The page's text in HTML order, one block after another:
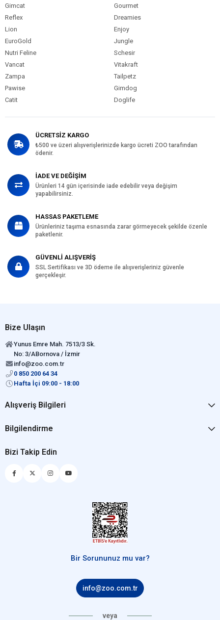
Gimcat
Gourmet
Reflex
Dreamies
Lion
Enjoy
EuroGold
Jungle
Nutri Feline
Schesir
Vancat
Vitakraft
Zampa
Tailpetz
Pawise
Gimdog
Catit
Doglife
ÜCRETSİZ KARGO
₺500 ve üzeri alışverişlerinizde kargo ücreti ZOO tarafından
ödenir.
İADE VE DEĞİŞİM
Ürünleri 14 gün içerisinde iade edebilir veya değişim
yapabilirsiniz.
HASSAS PAKETLEME
Ürünleriniz taşıma esnasında zarar görmeyecek şekilde özenle
paketlenir.
GÜVENLİ ALIŞVERİŞ
SSL Sertifikası ve 3D ödeme ile alışverişleriniz güvenle
gerçekleşir.
Bize Ulaşın
Yunus Emre Mah. 7513/3 Sk.
No: 3/ABornova / İzmir
info@zoo.com.tr
0 850 200 64 34
Hafta İçi 09:00 - 18:00
Alışveriş Bilgileri
Bilgilendirme
Bizi Takip Edin
Bir Sorununuz mu var?
info@zoo.com.tr
veya